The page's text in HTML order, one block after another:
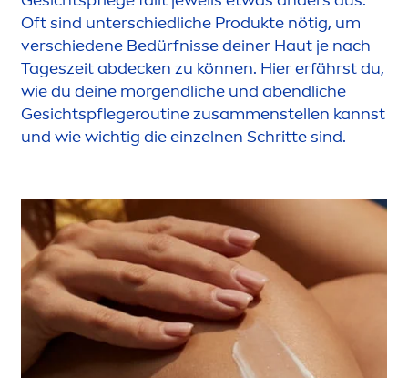
Oft sind unterschiedliche Produkte nötig, um
verschiedene Bedürfnisse deiner Haut je nach
Tageszeit abdecken zu können. Hier erfährst du,
wie du deine morgendliche und abendliche
Gesichtspflegeroutine zusammenstellen kannst
und wie wichtig die einzelnen Schritte sind.